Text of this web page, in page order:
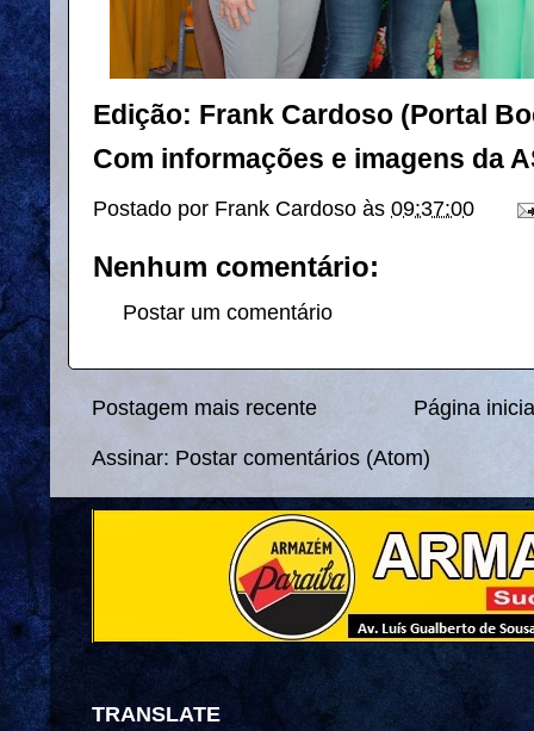
Edição: Frank Cardoso (Portal
Com informações e imagens da
Postado por Frank Cardoso às 09:37:00
Nenhum comentário:
Postar um comentário
Postagem mais recente Página
Assinar: Postar comentários (Atom)
TRANSLATE